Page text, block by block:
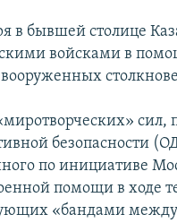
в бывшей столице
войсками в
безопасности
по инициативе
помощи в ходе
«бандами